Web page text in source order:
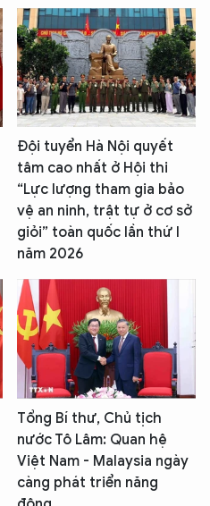
Đội tuyển Hà Nội quyết
tâm cao nhất ở Hội thi
“Lực lượng tham gia bảo
vệ an ninh, trật tự ở cơ sở
giỏi” toàn quốc lần thứ I
năm 2026
Tổng Bí thư, Chủ tịch
nước Tô Lâm: Quan hệ
Việt Nam - Malaysia ngày
càng phát triển năng